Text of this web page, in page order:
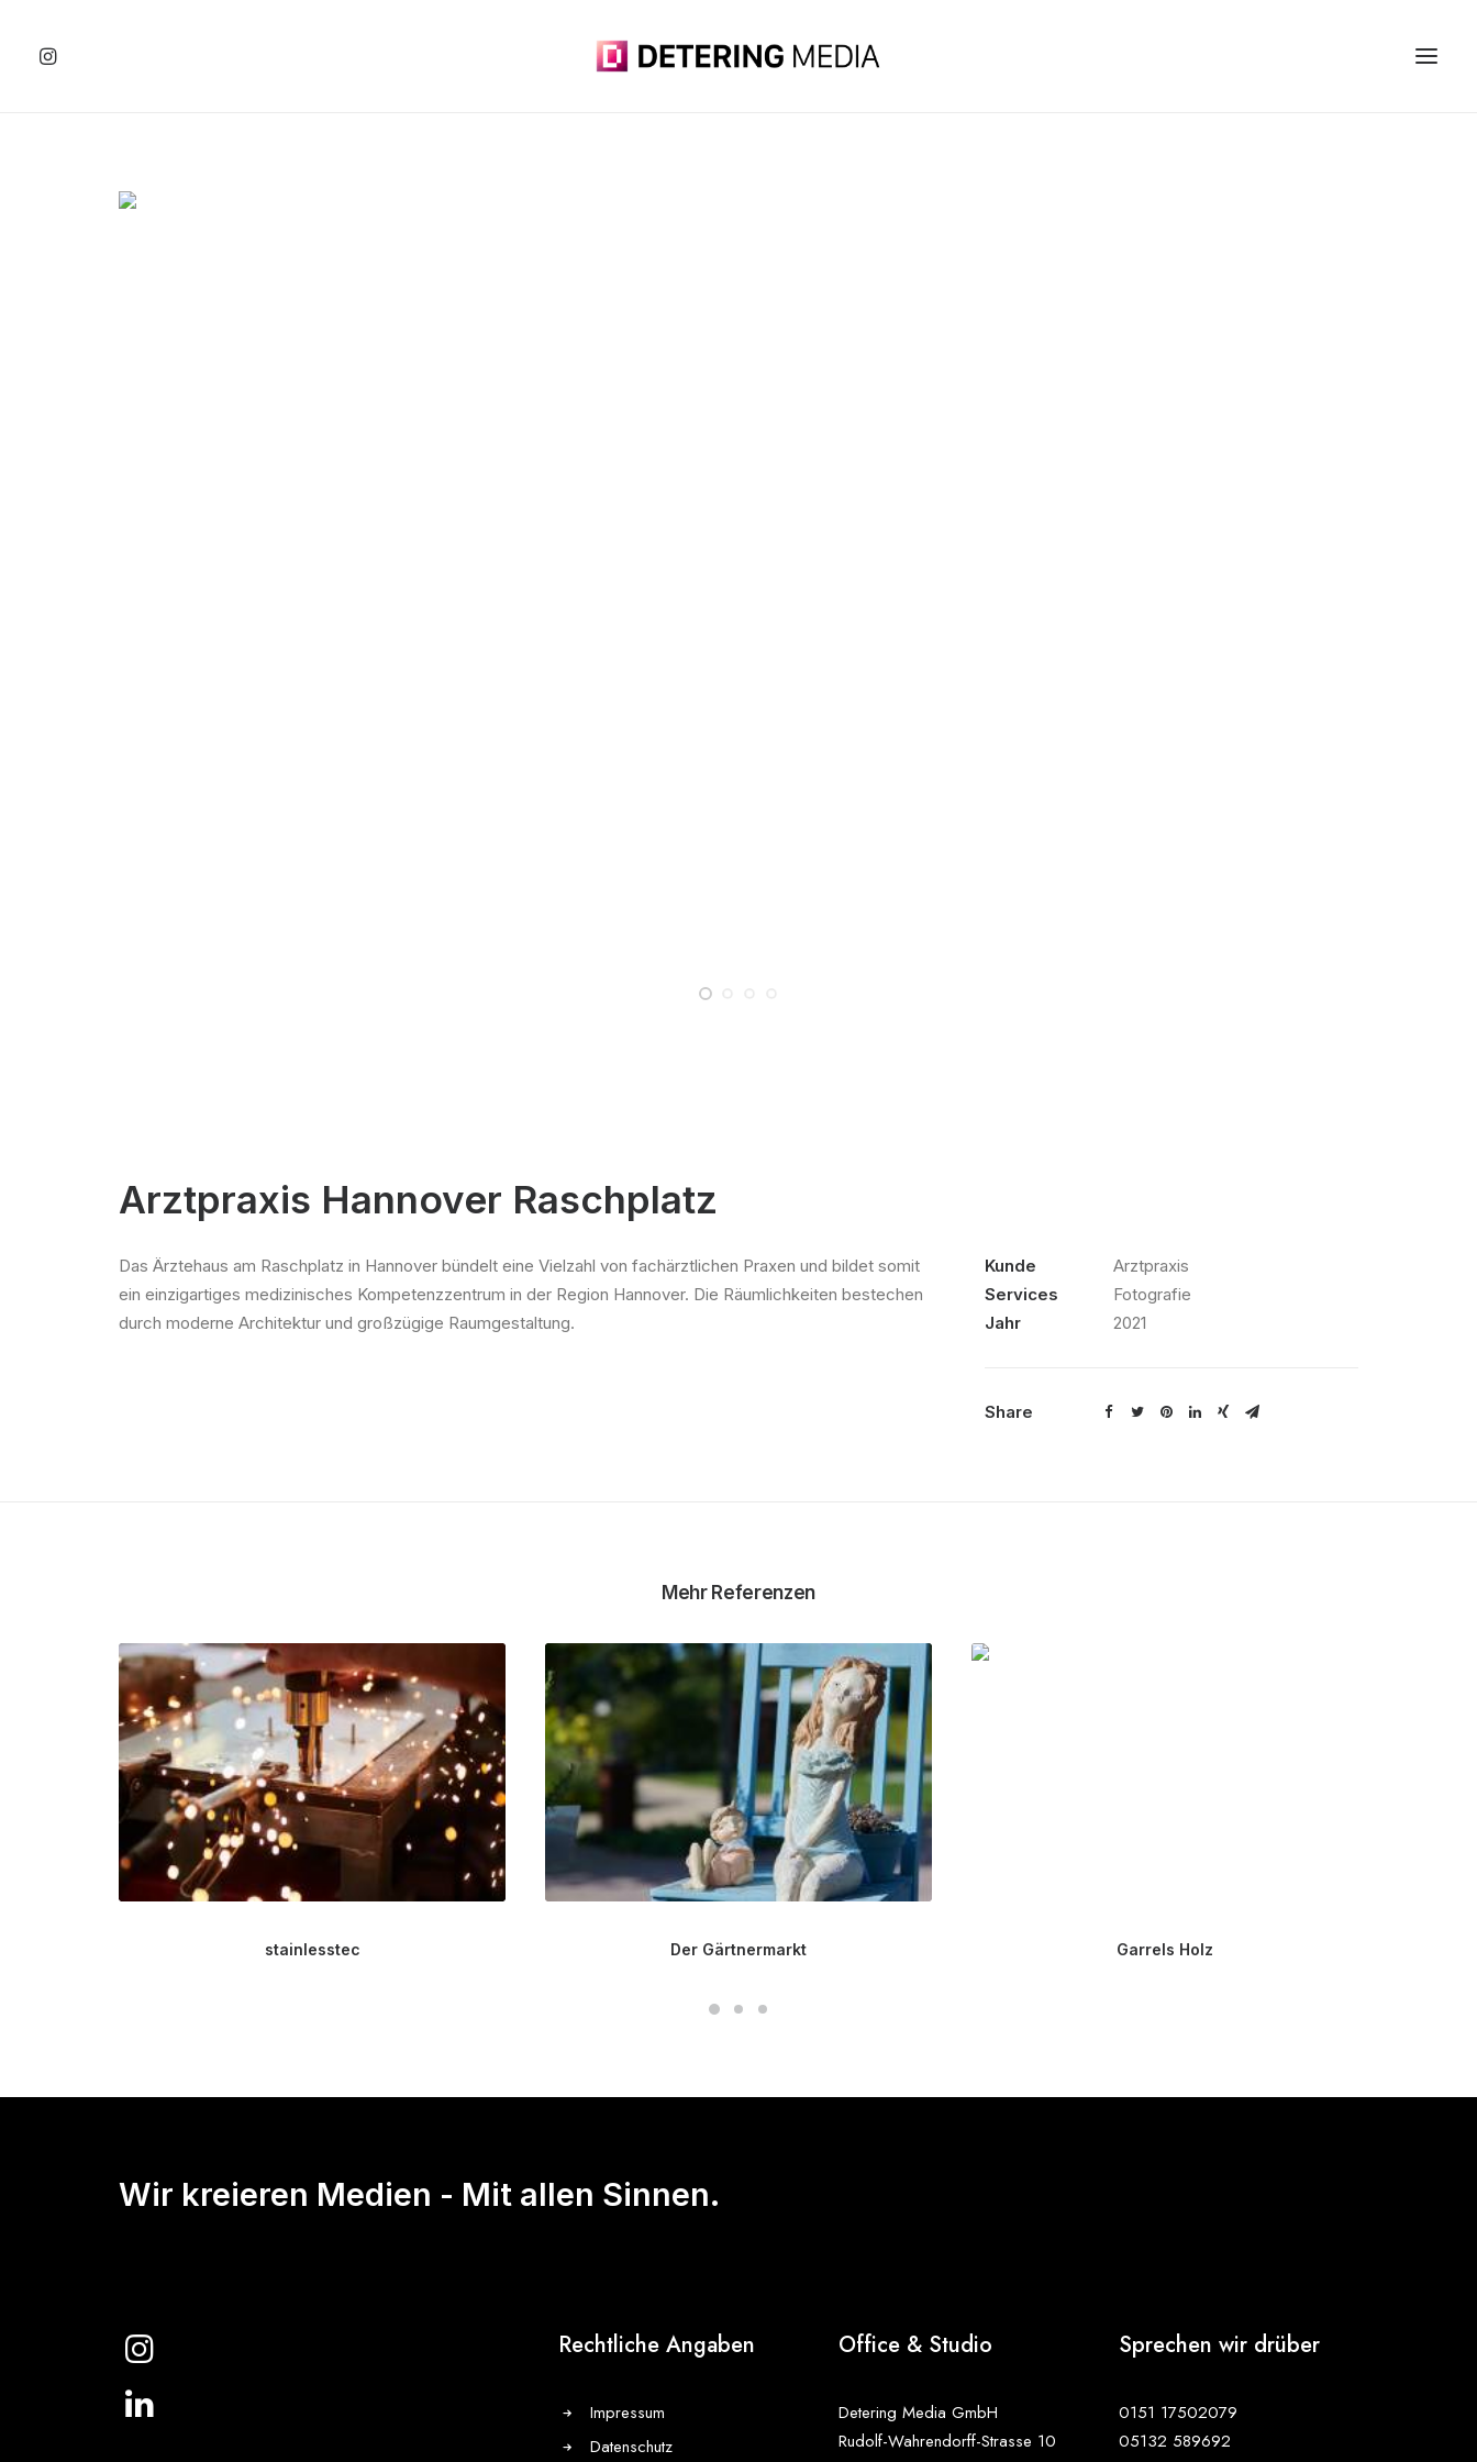
Arztpraxis Hannover Raschplatz
Das Ärztehaus am Raschplatz in Hannover bündelt eine Vielzahl von fachärztlichen Praxen und bildet somit
ein einzigartiges medizinisches Kompetenzzentrum in der Region Hannover. Die Räumlichkeiten bestechen
durch moderne Architektur und großzügige Raumgestaltung.
Kunde
Arztpraxis
Services
Fotografie
Jahr
2021
Share
Mehr Referenzen
stainlesstec Der Gärtnermarkt Garrels Holz
Wir kreieren Medien - Mit allen Sinnen.
Rechtliche Angaben
Impressum
Datenschutz
Office & Studio
Detering Media GmbH
Rudolf-Wahrendorff-Strasse 10
Sprechen wir drüber
0151 17502079
05132 589692